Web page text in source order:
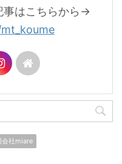
事はこちらから→
会社miare